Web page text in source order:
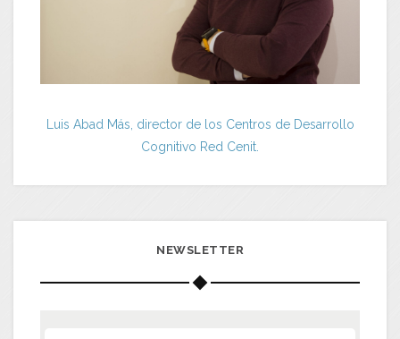
Luis Abad Más, director de los Centros de Desarrollo
Cognitivo Red Cenit.
NEWSLETTER